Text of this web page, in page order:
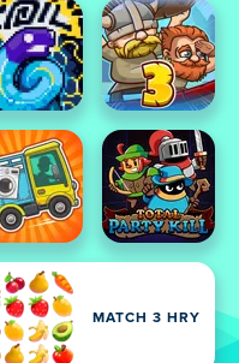
MATCH 3 HRY